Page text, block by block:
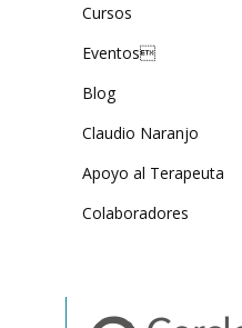
Cursos
Eventos
Blog
Claudio Naranjo
Apoyo al Terapeuta
Colaboradores